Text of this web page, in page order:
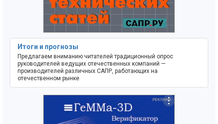
Итоги и прогнозы
Предлагаем вниманию читателей традиционный опрос
руководителей ведущих отечественных компаний —
производителей различных САПР, работающих на
отечественном рынке